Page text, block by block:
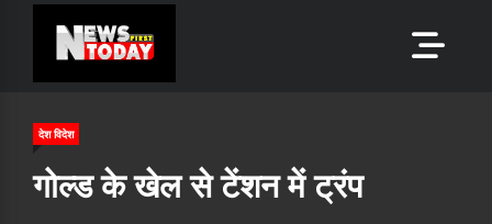
देश विदेश
गोल्ड के खेल से टेंशन में ट्रंप